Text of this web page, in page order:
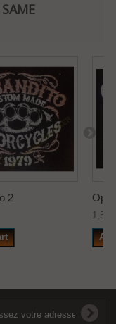
2
1,50